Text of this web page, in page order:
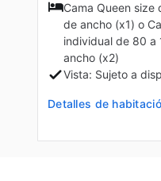
Cama Queen size
de ancho (x1) o
individual de 80 a
ancho (x2)
Vista: Sujeto a
Detalles de